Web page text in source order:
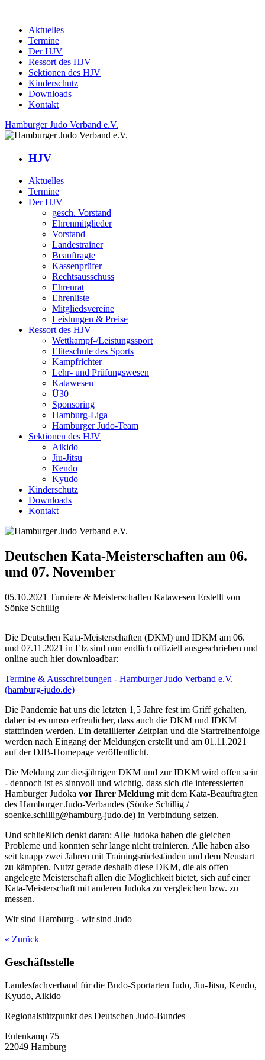
Aktuelles
Termine
Der HJV
Ressort des HJV
Sektionen des HJV
Kinderschutz
Downloads
Kontakt
Hamburger Judo Verband e.V.
HJV
Aktuelles
Termine
Der HJV
gesch. Vorstand
Ehrenmitglieder
Vorstand
Landestrainer
Beauftragte
Kassenprüfer
Rechtsausschuss
Ehrenrat
Ehrenliste
Mitgliedsvereine
Leistungen & Preise
Ressort des HJV
Wettkampf-/Leistungssport
Eliteschule des Sports
Kampfrichter
Lehr- und Prüfungswesen
Katawesen
Ü30
Sponsoring
Hamburg-Liga
Hamburger Judo-Team
Sektionen des HJV
Aikido
Jiu-Jitsu
Kendo
Kyudo
Kinderschutz
Downloads
Kontakt
Deutschen Kata-Meisterschaften am 06.
und 07. November
05.10.2021 Turniere & Meisterschaften Katawesen Erstellt von
Sönke Schillig
Die Deutschen Kata-Meisterschaften (DKM) und IDKM am 06.
und 07.11.2021 in Elz sind nun endlich offiziell ausgeschrieben und
online auch hier downloadbar:
Termine & Ausschreibungen - Hamburger Judo Verband e.V.
(hamburg-judo.de)
Die Pandemie hat uns die letzten 1,5 Jahre fest im Griff gehalten,
daher ist es umso erfreulicher, dass auch die DKM und IDKM
stattfinden werden. Ein detaillierter Zeitplan und die Startreihenfolge
werden nach Eingang der Meldungen erstellt und am 01.11.2021
auf der DJB-Homepage veröffentlicht.
Die Meldung zur diesjährigen DKM und zur IDKM wird offen sein
- dennoch ist es sinnvoll und wichtig, dass sich die interessierten
Hamburger Judoka vor Ihrer Meldung mit dem Kata-Beauftragten
des Hamburger Judo-Verbandes (Sönke Schillig /
soenke.schillig@hamburg-judo.de) in Verbindung setzen.
Und schließlich denkt daran: Alle Judoka haben die gleichen
Probleme und konnten sehr lange nicht trainieren. Alle haben also
seit knapp zwei Jahren mit Trainingsrückständen und dem Neustart
zu kämpfen. Nutzt gerade deshalb diese DKM, die als offen
angelegte Meisterschaft allen die Möglichkeit bietet, sich auf einer
Kata-Meisterschaft mit anderen Judoka zu vergleichen bzw. zu
messen.
Wir sind Hamburg - wir sind Judo
« Zurück
Geschäftsstelle
Landesfachverband für die Budo-Sportarten Judo, Jiu-Jitsu, Kendo,
Kyudo, Aikido
Regionalstützpunkt des Deutschen Judo-Bundes
Eulenkamp 75
22049 Hamburg